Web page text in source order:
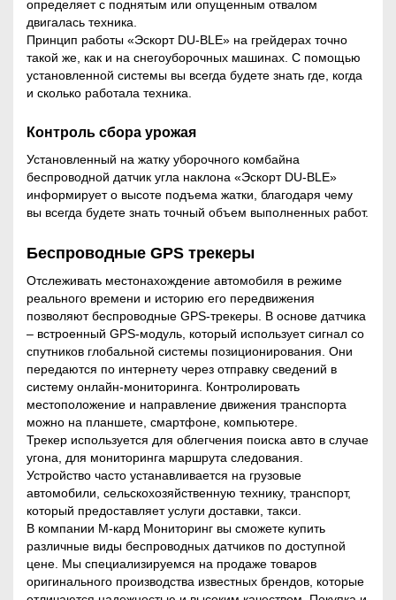
определяет с поднятым или опущенным отвалом
двигалась техника.
Принцип работы «Эскорт DU-BLE» на грейдерах точно
такой же, как и на снегоуборочных машинах. С помощью
установленной системы вы всегда будете знать где, когда
и сколько работала техника.
Контроль сбора урожая
Установленный на жатку уборочного комбайна
беспроводной датчик угла наклона «Эскорт DU-BLE»
информирует о высоте подъема жатки, благодаря чему
вы всегда будете знать точный объем выполненных работ.
Беспроводные GPS трекеры
Отслеживать местонахождение автомобиля в режиме
реального времени и историю его передвижения
позволяют беспроводные GPS-трекеры. В основе датчика
– встроенный GPS-модуль, который использует сигнал со
спутников глобальной системы позиционирования. Они
передаются по интернету через отправку сведений в
систему онлайн-мониторинга. Контролировать
местоположение и направление движения транспорта
можно на планшете, смартфоне, компьютере.
Трекер используется для облегчения поиска авто в случае
угона, для мониторинга маршрута следования.
Устройство часто устанавливается на грузовые
автомобили, сельскохозяйственную технику, транспорт,
который предоставляет услуги доставки, такси.
В компании М-кард Мониторинг вы сможете купить
различные виды беспроводных датчиков по доступной
цене. Мы специализируемся на продаже товаров
оригинального производства известных брендов, которые